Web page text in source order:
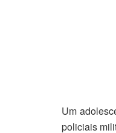
Um
policiais